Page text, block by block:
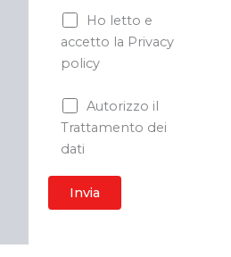
Ho letto e
accetto la Privacy
policy
Autorizzo il
Trattamento dei
dati